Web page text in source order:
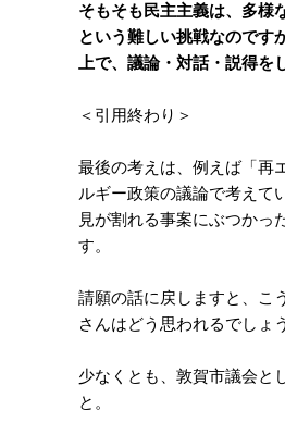
そもそも民主主義は、多様
という難しい挑戦なのです
上で、議論・対話・説得を
＜引用終わり＞
最後の考えは、例えば「再
ルギー政策の議論で考えて
見が割れる事案にぶつかっ
す。
請願の話に戻しますと、こ
さんはどう思われるでしょ
少なくとも、敦賀市議会と
と。